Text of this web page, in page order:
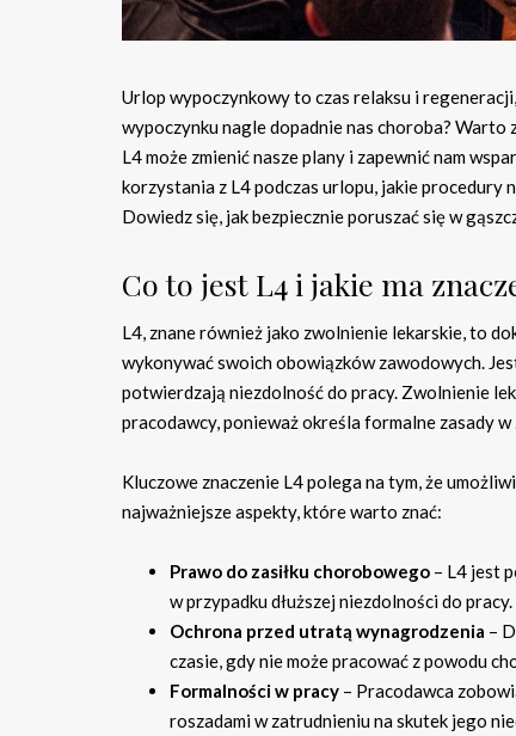
Urlop wypoczynkowy to czas relaksu i
wypoczynku nagle dopadnie nas choroba?
L4 może zmienić nasze plany i zapewnić nam
korzystania z L4 podczas urlopu, jakie procedury
Dowiedz się, jak bezpiecznie poruszać się w
Co to jest L4 i jakie ma
L4, znane również jako zwolnienie lekarskie, to
wykonywać swoich obowiązków zawodowych.
potwierdzają niezdolność do pracy. Zwolnienie
pracodawcy, ponieważ określa formalne zasady
Kluczowe znaczenie L4 polega na tym, że
najważniejsze aspekty, które warto znać:
Prawo do zasiłku chorobowego – L4 jest
w przypadku dłuższej niezdolności do pracy.
Ochrona przed utratą wynagrodzenia –
czasie, gdy nie może pracować z powodu
Formalności w pracy – Pracodawca
roszadami w zatrudnieniu na skutek jego